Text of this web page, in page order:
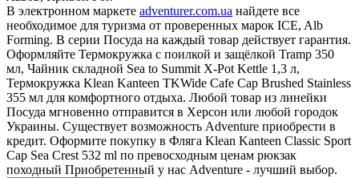
В электронном маркете adventurer.com.ua найдете все
необходимое для туризма от проверенных марок ICE, Alb
Forming. В серии Посуда на каждый товар действует гарантия.
Оформляйте Термокружка с поилкой и защёлкой Tramp 350
мл, Чайник складной Sea to Summit X-Pot Kettle 1,3 л,
Термокружка Klean Kanteen TKWide Cafe Cap Brushed Stainless
355 мл для комфортного отдыха. Любой товар из линейки
Посуда мгновенно отправится в Херсон или любой городок
Украины. Существует возможность Adventure приобрести в
кредит. Оформите покупку в Фляга Klean Kanteen Classic Sport
Cap Sea Crest 532 ml по превосходным ценам рюкзак
походный Приобретенный у нас Adventure - лучший выбор.